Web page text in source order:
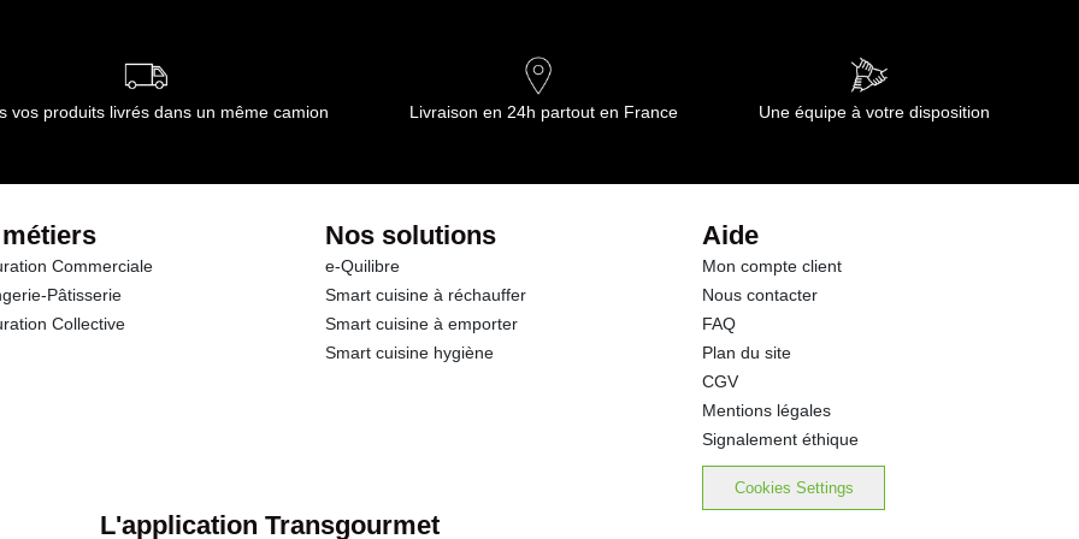
frais ou surgelés, avec une offre unique et avantageuse. La mission de Transgourmet est de partager le meilleur, qu’il s’agisse de nos compétences, de nos
autour de 5 valeurs fortes : proximité, variété, image, innovation et partenariat, pour atteindre les sommets, ensemble. Le client se situe au centre de
livre chaque jour des produits de grande qualité à ses clients exigeants. Soyez assurés du traitement efficace et d’une livraison rapide de vos
dans toute la France. En choisissant de commander auprès d’un seul fournisseur, vous recevez tous vos produits en une seule livraison. Plus qu’un
efficacement. L’entreprise travaille avec près de 1400 éleveurs français, qui garantissent la fraîcheur et la qualité de leurs produits. Les articles primeur et marée
tous directement commandables sur notre application et notre site web, nécessaires à la composition complète d’une recette, d'une formule ou d’un menu.
offres bio avec Transgourmet Natura, notre marque certifiée bio, épicerie fine, jusqu’à l’hygiène, toutes les gammes de produits de la restauration,
également plant-based et ses 6000 références pour des menus végétariens et vegans faciles à élaborer, notamment grâce au programme e-Quilibre
viandes, poissons, crustacés, fruits et légumes, ainsi que des produits surgelés au DLUO longue durée et des plats à réchauffer savoureux. Profitez de
vos nouveaux incontournables.
vos produits livrés dans un même camion Livraison en 24h partout en France Une équipe à votre disposition
Commerciale
Pâtisserie
Collective
Nos solutions
e-Quilibre
Smart cuisine à réchauffer
Smart cuisine à emporter
Smart cuisine hygiène
Aide
Mon compte client
Nous contacter
FAQ
Plan du site
CGV
Mentions légales
Signalement éthique
Cookies Settings
L'application Transgourmet